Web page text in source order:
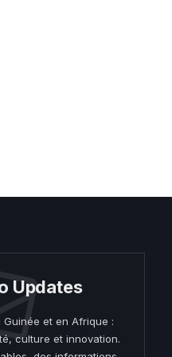
Updates
Guinée et en Afrique :
culture et innovation.